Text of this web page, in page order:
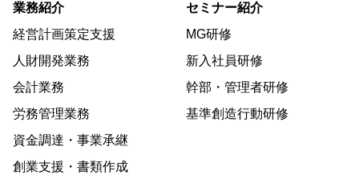
業務紹介
経営計画策定支援
人財開発業務
会計業務
労務管理業務
資金調達・事業承継
創業支援・書類作成
セミナー紹介
MG研修
新入社員研修
幹部・管理者研修
基準創造行動研修